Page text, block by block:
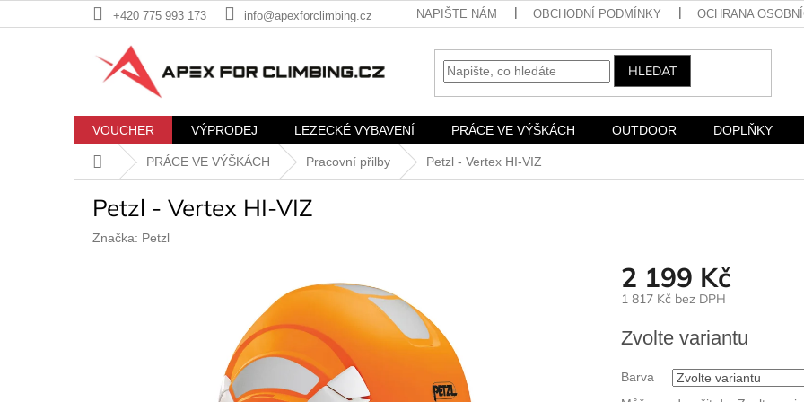
na
+420 775 993 173 info@apexforclimbing.cz NAPIŠTE NÁM OBCHODNÍ PODMÍNKY OCHRANA
HLEDAT
VOUCHER VÝPRODEJ LEZECKÉ VYBAVENÍ PRÁCE VE VÝŠKÁCH OUTDOOR DOPLŇKY
Domů PRÁCE VE VÝŠKÁCH Pracovní přilby Petzl - Vertex HI-VIZ
Petzl - Vertex HI-VIZ
Značka: Petzl
2 199 Kč
1 817 Kč bez DPH
cena:
Zvolte variantu
Barva